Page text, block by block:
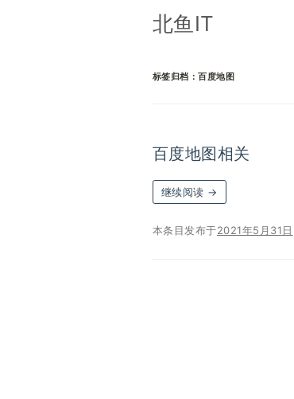
北鱼IT
标签归档：百度地图
百度地图相关
继续阅读 →
本条目发布于2021年5月31日